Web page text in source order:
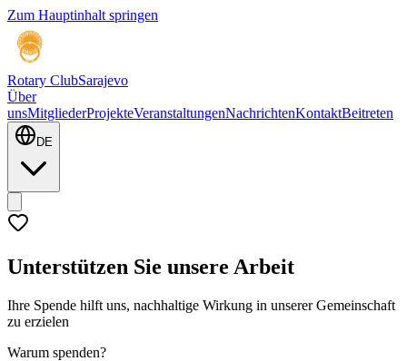
Zum Hauptinhalt springen
Rotary ClubSarajevo
Über
unsMitgliederProjekteVeranstaltungenNachrichtenKontaktBeitreten
DE
Unterstützen Sie unsere Arbeit
Ihre Spende hilft uns, nachhaltige Wirkung in unserer Gemeinschaft
zu erzielen
Warum spenden?